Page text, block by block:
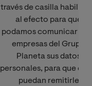
través de casilla
al efecto para que
podamos comunicar a
empresas del Grupo
Planeta sus datos
personales, para que
puedan remitirle